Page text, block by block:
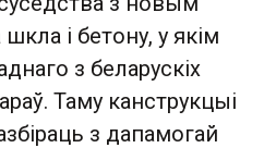
і бетону, у якім
з беларускіх
Таму канструкцыі
з дапамогай